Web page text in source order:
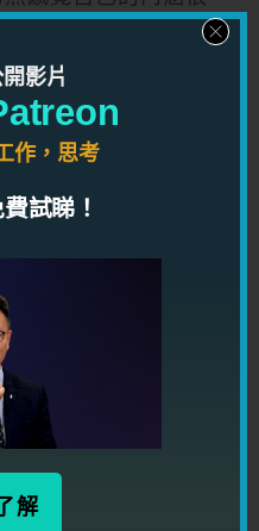
很忙碌，已經連看
該怎樣做呢？
重要的問題，第一
其它的東西，第二
需要時間去歷練
能未拍過拖就會懂
過時間及心機才可
，內涵，但在我看
雜誌才會得到這些
Geographic,
看這些吧？即如我
要修讀英國文學一
。
影片
作，思考
試睇！
解